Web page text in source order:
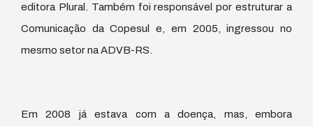
editora Plural. Também foi responsável por estruturar a
Comunicação da Copesul e, em 2005, ingressou no
mesmo setor na ADVB-RS.
Em 2008 já estava com a doença, mas, embora